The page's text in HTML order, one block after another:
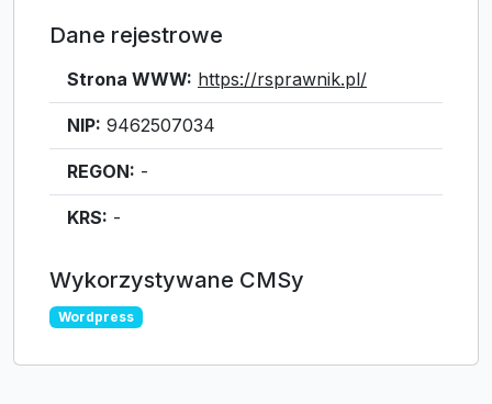
Dane rejestrowe
Strona WWW: https://rsprawnik.pl/
NIP: 9462507034
REGON: -
KRS: -
Wykorzystywane CMSy
Wordpress